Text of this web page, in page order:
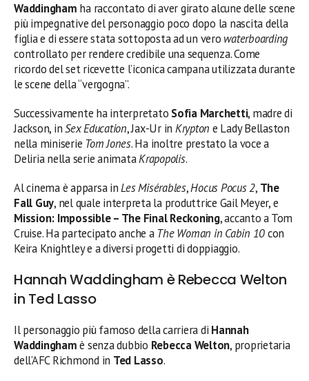
Waddingham ha raccontato di aver girato alcune delle scene
più impegnative del personaggio poco dopo la nascita della
figlia e di essere stata sottoposta ad un vero waterboarding
controllato per rendere credibile una sequenza. Come
ricordo del set ricevette l’iconica campana utilizzata durante
le scene della “vergogna”.
Successivamente ha interpretato Sofia Marchetti, madre di
Jackson, inSex Education, Jax-Ur in Krypton e Lady Bellaston
nella miniserie Tom Jones. Ha inoltre prestato la voce a
Deliria nella serie animataKrapopolis.
Al cinema è apparsa inLes Misérables,Hocus Pocus 2, The
Fall Guy, nel quale interpreta la produttrice Gail Meyer, e
Mission: Impossible – The Final Reckoning, accanto a Tom
Cruise. Ha partecipato anche a The Woman in Cabin 10con
Keira Knightley e a diversi progetti di doppiaggio.
Hannah Waddingham è Rebecca Welton
in Ted Lasso
Il personaggio più famoso della carriera di Hannah
Waddinghamè senza dubbio Rebecca Welton, proprietaria
dell’AFC Richmond in Ted Lasso.